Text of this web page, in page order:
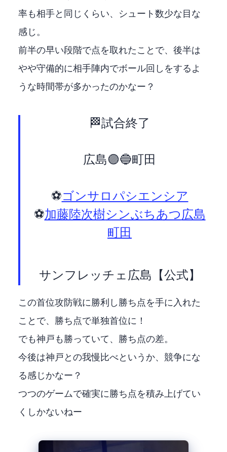
率も相手と同じくらい、シュート数少な目な
感じ。
前半の早い段階で2点を取れたことで、後半は
やや守備的に相手陣内でボール回しをするよ
うな時間帯が多かったのかなー？
🏁試合終了
広島🟣 2-0 🔵町田
⚽#ゴンサロパシエンシア
⚽#加藤陸次樹#シンぶちあつ#広島
町田
— サンフレッチェ広島【公式】 (@sanfrecce_SFC)
この首位攻防戦に勝利し勝ち点3を手に入れた
ことで、勝ち点62で単独首位に！
でも神戸も勝っていて、勝ち点61の1差。
今後は神戸との我慢比べというか、競争にな
る感じかなー？
1つ1つのゲームで確実に勝ち点を積み上げてい
くしかないねー